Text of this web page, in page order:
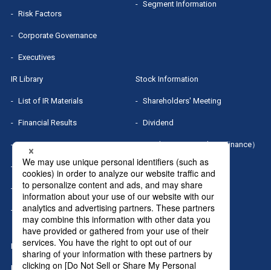
Risk Factors
Corporate Governance
Executives
Segment Information
IR Library
List of IR Materials
Financial Results
IR Presentation
Small Meeting/Business Briefing
MRI Group Report
Sponsored Research Report
Stock Information
Shareholders' Meeting
Dividend
Stock Quotes（Yahoo! Finance）
IR Calendar IR News
Home